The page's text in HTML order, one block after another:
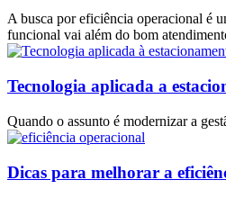
A busca por eficiência operacional é
funcional vai além do bom
Tecnologia aplicada a
Quando o assunto é modernizar a
Dicas para melhorar a